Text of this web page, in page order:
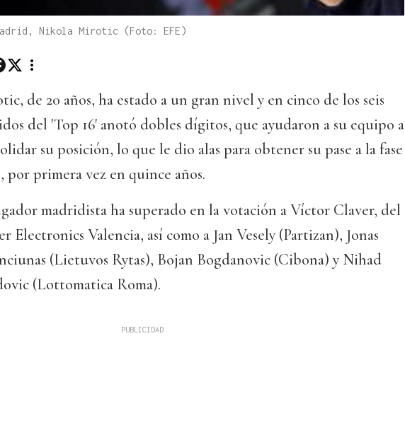
Nikola Mirotic (Foto: EFE)
de 20 años, ha estado a un gran nivel y en cinco de los seis
del 'Top 16' anotó dobles dígitos, que ayudaron a su equipo a
su posición, lo que le dio alas para obtener su pase a la fase
por primera vez en quince años.
madridista ha superado en la votación a Víctor Claver, del
Electronics Valencia, así como a Jan Vesely (Partizan), Jonas
(Lietuvos Rytas), Bojan Bogdanovic (Cibona) y Nihad
(Lottomatica Roma).